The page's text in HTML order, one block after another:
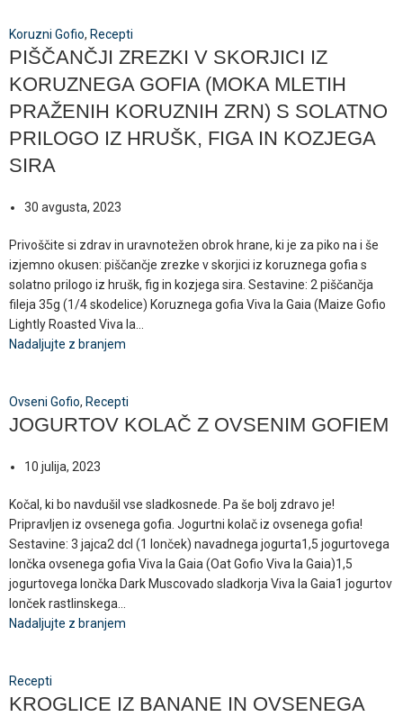
Koruzni Gofio, Recepti
PIŠČANČJI ZREZKI V SKORJICI IZ
KORUZNEGA GOFIA (MOKA MLETIH
PRAŽENIH KORUZNIH ZRN) S SOLATNO
PRILOGO IZ HRUŠK, FIGA IN KOZJEGA
SIRA
30 avgusta, 2023
Privoščite si zdrav in uravnotežen obrok hrane, ki je za piko na i še
izjemno okusen: piščančje zrezke v skorjici iz koruznega gofia s
solatno prilogo iz hrušk, fig in kozjega sira. Sestavine: 2 piščančja
fileja 35g (1/4 skodelice) Koruznega gofia Viva la Gaia (Maize Gofio
Lightly Roasted Viva la...
Nadaljujte z branjem
Ovseni Gofio, Recepti
JOGURTOV KOLAČ Z OVSENIM GOFIEM
10 julija, 2023
Kočal, ki bo navdušil vse sladkosnede. Pa še bolj zdravo je!
Pripravljen iz ovsenega gofia. Jogurtni kolač iz ovsenega gofia!
Sestavine: 3 jajca2 dcl (1 lonček) navadnega jogurta1,5 jogurtovega
lončka ovsenega gofia Viva la Gaia (Oat Gofio Viva la Gaia)1,5
jogurtovega lončka Dark Muscovado sladkorja Viva la Gaia1 jogurtov
lonček rastlinskega...
Nadaljujte z branjem
Recepti
KROGLICE IZ BANANE IN OVSENEGA